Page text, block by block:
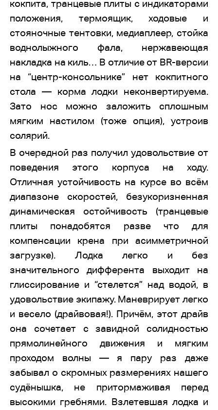
кокпита, транцевые плиты с индикаторами
положения, термоящик, ходовые и
стояночные тентовки, медиаплеер, стойка
воднолыжного фала, нержавеющая
накладка на киль… В отличие от BR-версии
на “центр-консольнике” нет кокпитного
стола — корма лодки неконвертируема.
Зато нос можно заложить сплошным
мягким настилом (тоже опция), устроив
солярий.
В очередной раз получил удовольствие от
поведения этого корпуса на ходу.
Отличная устойчивость на курсе во всём
диапазоне скоростей, безукоризненная
динамическая остойчивость (транцевые
плиты понадобятся разве что для
компенсации крена при асимметричной
загрузке). Лодка легко и без
значительного дифферента выходит на
глиссирование и “стелется” над водой, в
удовольствие экипажу. Маневрирует легко
и весело (драйвовая!). Причём, этот драйв
она сочетает с завидной солидностью
прямолинейного движения и мягким
проходом волны — я пару раз даже
забывал о скромных размерениях нашего
судёнышка, не притормаживая перед
высокими гребнями. Взлетевшая лодка и